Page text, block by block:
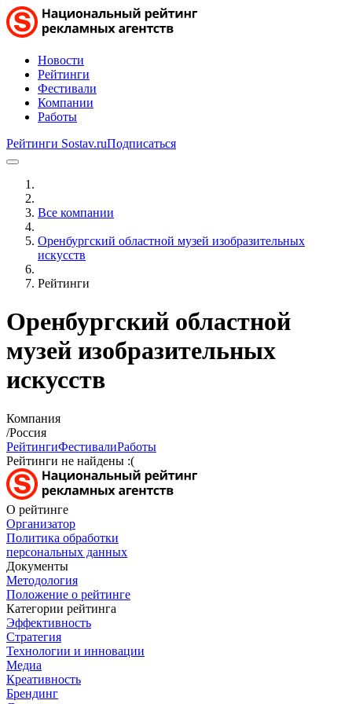
Новости
Рейтинги
Фестивали
Компании
Работы
Рейтинги Sostav.ruПодписаться
Все компании
Оренбургский областной музей изобразительных
искусств
Рейтинги
Оренбургский областной
музей изобразительных
искусств
Компания
/Россия
РейтингиФестивалиРаботы
Рейтинги не найдены :(
О рейтинге
Организатор
Политика обработки
персональных данных
Документы
Методология
Положение о рейтинге
Категории рейтинга
Эффективность
Стратегия
Технологии и инновации
Медиа
Креативность
Брендинг